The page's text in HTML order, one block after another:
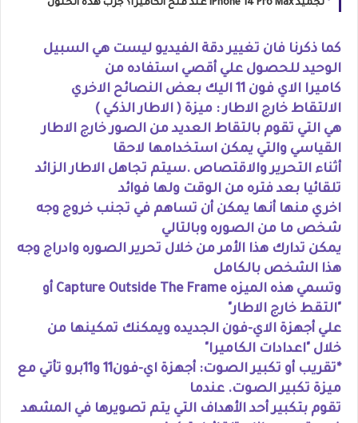
تجميد iPhone 14 Pro Max عند فتح الكاميرا؟ جرّب هذه الحلول
كما ذكرنا فان تغيير دقة الفيديو ليست هي السبيل
الوحيد للحصول علي أقصي استفاده من
كاميرا الاي فون 11 اليك بعض النصائح الاخري
الالتقاط خارج الاطار : ميزة ( الاطار الذكي )
هي التي تقوم بالتقاط العديد من الصور خارج الاطار
القياسي والتي يمكن استخدامها لاحقا
أثناء التحرير والاقتصاص .سيتم تجاهل الاطار الزائد
تلقائيا بعد فتره من الوقت ولها فوائد
اخري منها أنها يمكن أن تساهم في تجنب خروج وجه
شخص ما من الصوره وبالتالي
يمكن تدارك هذا الأمر من خلال تحرير الصوره وادراج وجه
هذا الشخص بالكامل
وتسمي هذه الميزه Capture Outside The Frame أو
"التقط خارج الاطار"
علي أجهزة الاي-فون الجديده ويمكنك تمكينها من
خلال "اعدادات الكاميرا"
*تقريب أو تكبير الصوت: أجهزة اي-فون11 و11برو تأتي مع
ميزة تكبير الصوت. عندما
تقوم بتكبير أحد الأهداف التي يتم تصويرها في المشهد